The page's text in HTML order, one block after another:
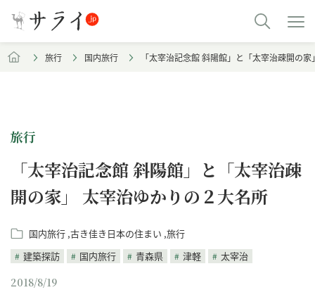
旅行 国内旅行 「太宰治記念館 斜陽館」と「太宰治疎開の
旅行
「太宰治記念館 斜陽館」と「太宰治疎
開の家」 太宰治ゆかりの２大名所
国内旅行 古き佳き日本の住まい 旅行
建築探訪
国内旅行 青森県 津軽 太宰治
2018/8/19